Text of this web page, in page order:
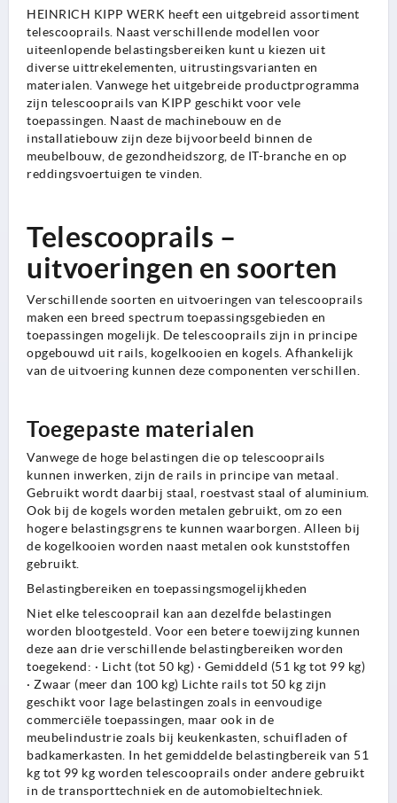
HEINRICH KIPP WERK heeft een uitgebreid assortiment
telescooprails. Naast verschillende modellen voor
uiteenlopende belastingsbereiken kunt u kiezen uit
diverse uittrekelementen, uitrustingsvarianten en
materialen. Vanwege het uitgebreide productprogramma
zijn telescooprails van KIPP geschikt voor vele
toepassingen. Naast de machinebouw en de
installatiebouw zijn deze bijvoorbeeld binnen de
meubelbouw, de gezondheidszorg, de IT-branche en op
reddingsvoertuigen te vinden.
Telescooprails –
uitvoeringen en soorten
Verschillende soorten en uitvoeringen van telescooprails
maken een breed spectrum toepassingsgebieden en
toepassingen mogelijk. De telescooprails zijn in principe
opgebouwd uit rails, kogelkooien en kogels. Afhankelijk
van de uitvoering kunnen deze componenten verschillen.
Toegepaste materialen
Vanwege de hoge belastingen die op telescooprails
kunnen inwerken, zijn de rails in principe van metaal.
Gebruikt wordt daarbij staal, roestvast staal of aluminium.
Ook bij de kogels worden metalen gebruikt, om zo een
hogere belastingsgrens te kunnen waarborgen. Alleen bij
de kogelkooien worden naast metalen ook kunststoffen
gebruikt.
Belastingbereiken en toepassingsmogelijkheden
Niet elke telescooprail kan aan dezelfde belastingen
worden blootgesteld. Voor een betere toewijzing kunnen
deze aan drie verschillende belastingbereiken worden
toegekend: · Licht (tot 50 kg) · Gemiddeld (51 kg tot 99 kg)
· Zwaar (meer dan 100 kg) Lichte rails tot 50 kg zijn
geschikt voor lage belastingen zoals in eenvoudige
commerciële toepassingen, maar ook in de
meubelindustrie zoals bij keukenkasten, schuifladen of
badkamerkasten. In het gemiddelde belastingbereik van 51
kg tot 99 kg worden telescooprails onder andere gebruikt
in de transporttechniek en de automobieltechniek.